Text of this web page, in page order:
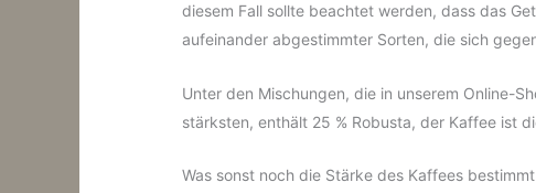
diesem Fall sollte beachtet werden, dass das
aufeinander abgestimmter Sorten, die sich
Unter den Mischungen, die in unserem Online-
stärksten, enthält 25 % Robusta, der Kaffee ist
Was sonst noch die Stärke des Kaffees bestimmt